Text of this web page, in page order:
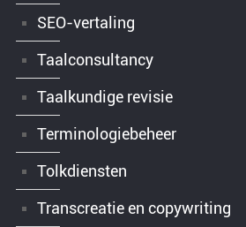
SEO-vertaling
Taalconsultancy
Taalkundige revisie
Terminologiebeheer
Tolkdiensten
Transcreatie en copywriting